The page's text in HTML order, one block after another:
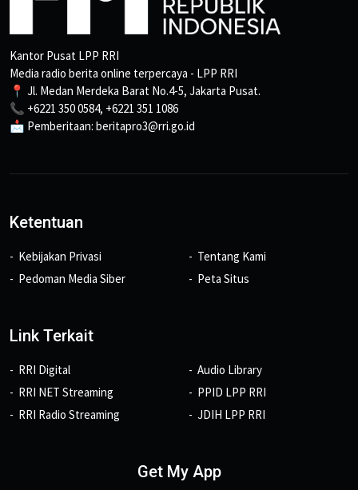
Kantor Pusat LPP RRI
Media radio berita online terpercaya - LPP RRI
📍 Jl. Medan Merdeka Barat No.4-5, Jakarta Pusat.
📞 +6221 350 0584, +6221 351 1086
📩 Pemberitaan: beritapro3@rri.go.id
Ketentuan
Kebijakan Privasi
Pedoman Media Siber
Tentang Kami
Peta Situs
Link Terkait
RRI Digital
RRI NET Streaming
RRI Radio Streaming
Audio Library
PPID LPP RRI
JDIH LPP RRI
Get My App